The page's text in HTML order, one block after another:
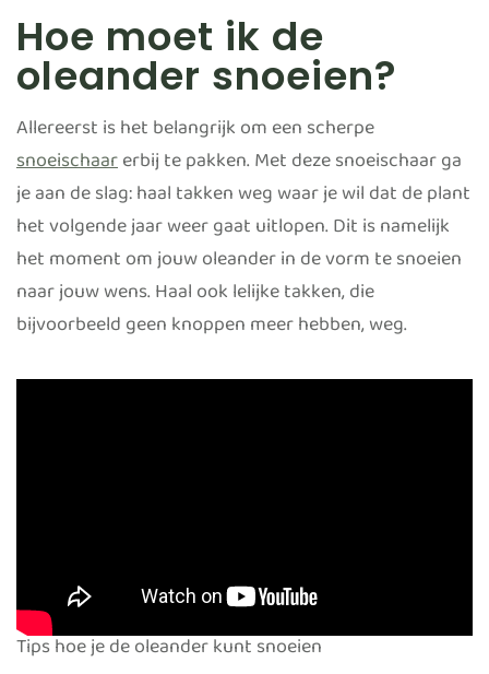
Hoe moet ik de
oleander snoeien?
Allereerst is het belangrijk om een scherpe
snoeischaarerbij te pakken. Met deze snoeischaar ga
je aan de slag: haal takken weg waar je wil dat de plant
het volgende jaar weer gaat uitlopen. Dit is namelijk
het moment om jouw oleander in de vorm te snoeien
naar jouw wens. Haal ook lelijke takken, die
bijvoorbeeld geen knoppen meer hebben, weg.
Tips hoe je de oleander kunt snoeien